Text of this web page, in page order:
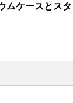
ムケースとスタ